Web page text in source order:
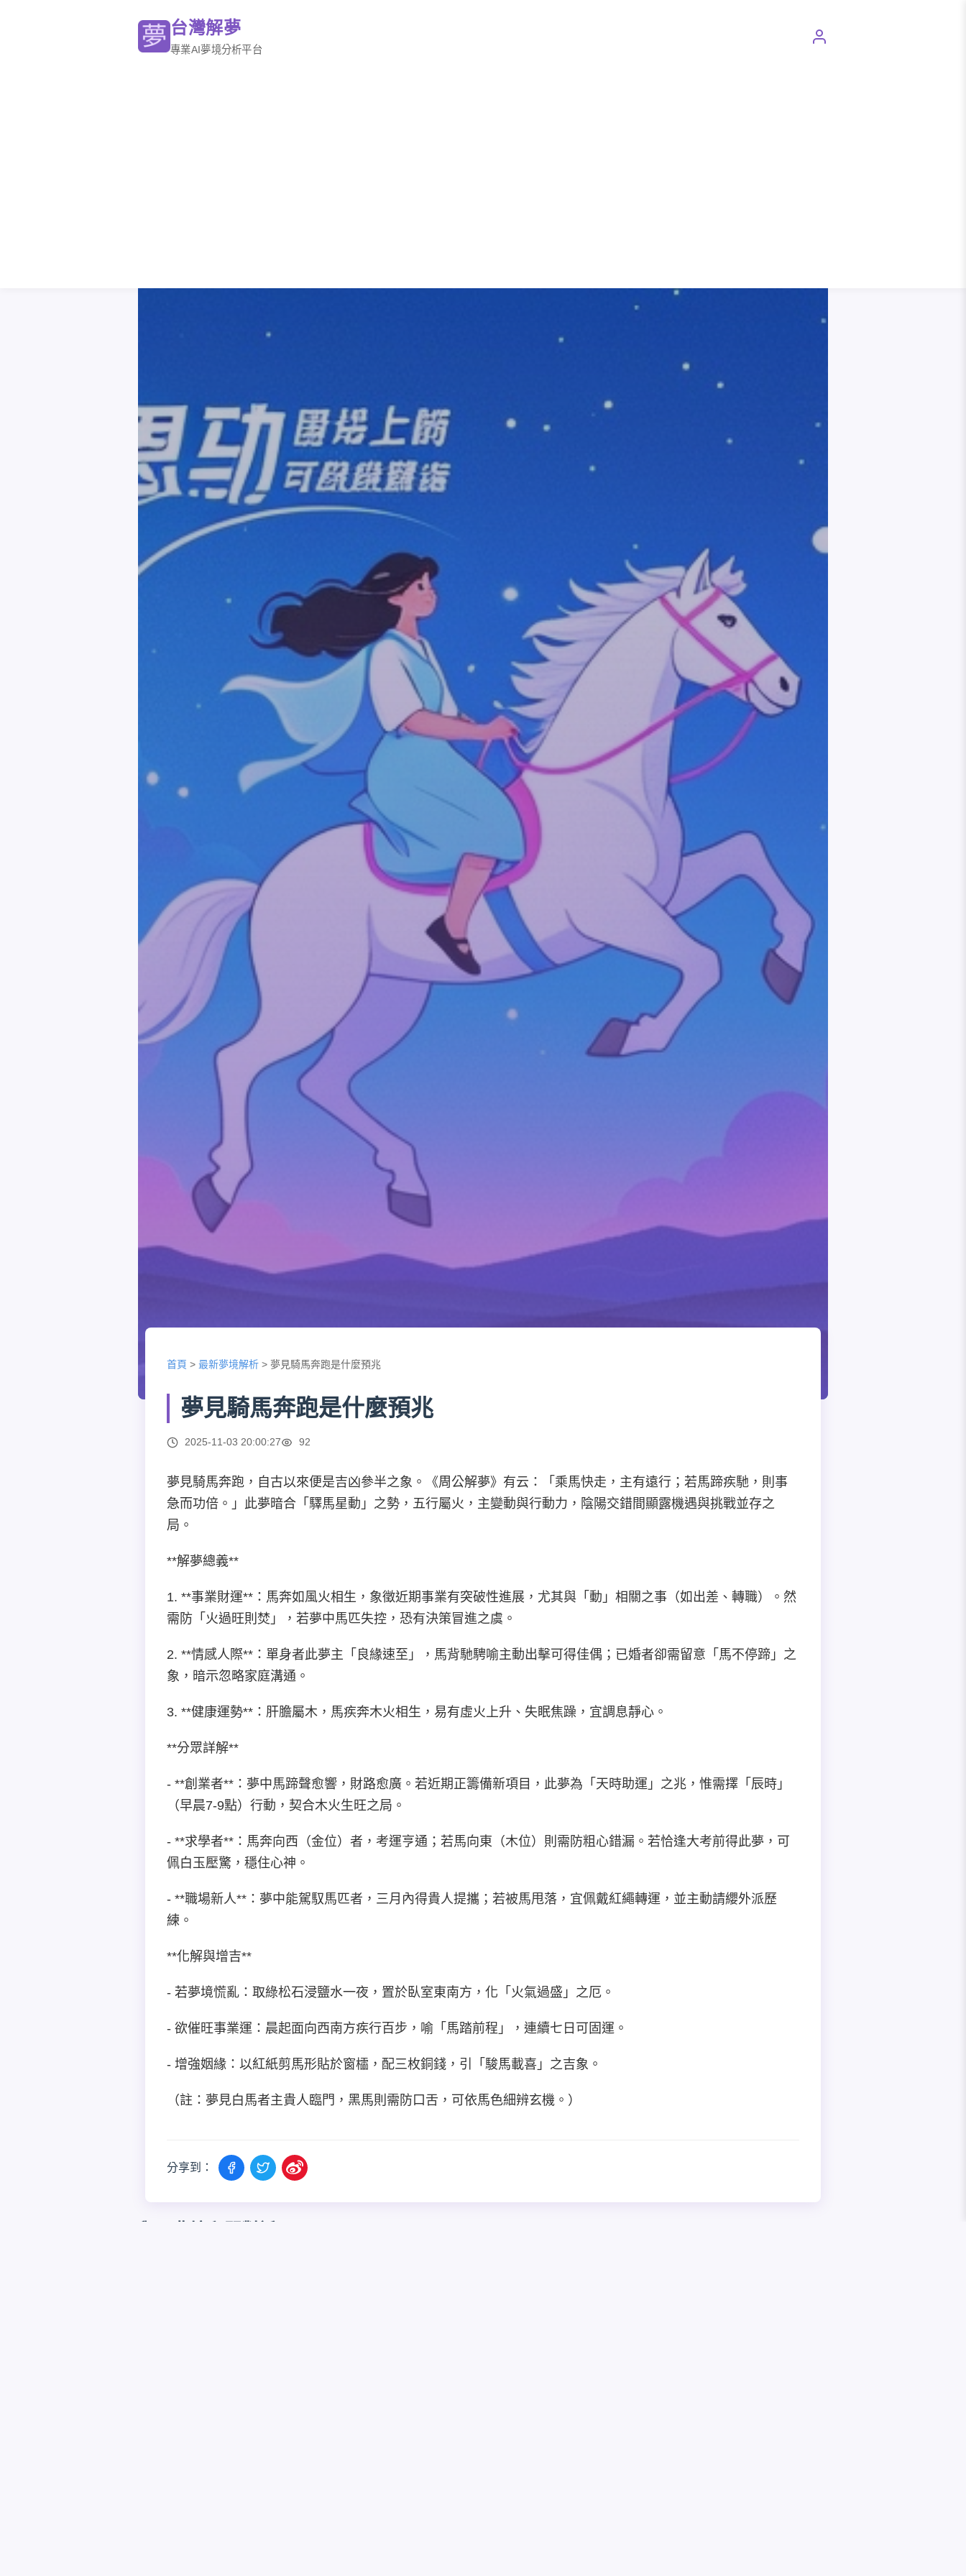
台灣解夢
專業AI夢境分析平台
首頁 > 最新夢境解析 > 夢見騎馬奔跑是什麼預兆
夢見騎馬奔跑是什麼預兆
2025-11-03 20:00:27 92
夢見騎馬奔跑，自古以來便是吉凶參半之象。《周公解夢》有云：「乘馬快走，主有遠行；若馬蹄疾馳，則事
急而功倍。」此夢暗合「驛馬星動」之勢，五行屬火，主變動與行動力，陰陽交錯間顯露機遇與挑戰並存之
局。
**解夢總義**
1. **事業財運**：馬奔如風火相生，象徵近期事業有突破性進展，尤其與「動」相關之事（如出差、轉職）。然
需防「火過旺則焚」，若夢中馬匹失控，恐有決策冒進之虞。
2. **情感人際**：單身者此夢主「良緣速至」，馬背馳騁喻主動出擊可得佳偶；已婚者卻需留意「馬不停蹄」之
象，暗示忽略家庭溝通。
3. **健康運勢**：肝膽屬木，馬疾奔木火相生，易有虛火上升、失眠焦躁，宜調息靜心。
**分眾詳解**
- **創業者**：夢中馬蹄聲愈響，財路愈廣。若近期正籌備新項目，此夢為「天時助運」之兆，惟需擇「辰時」
（早晨7-9點）行動，契合木火生旺之局。
- **求學者**：馬奔向西（金位）者，考運亨通；若馬向東（木位）則需防粗心錯漏。若恰逢大考前得此夢，可
佩白玉壓驚，穩住心神。
- **職場新人**：夢中能駕馭馬匹者，三月內得貴人提攜；若被馬甩落，宜佩戴紅繩轉運，並主動請纓外派歷
練。
**化解與增吉**
- 若夢境慌亂：取綠松石浸鹽水一夜，置於臥室東南方，化「火氣過盛」之厄。
- 欲催旺事業運：晨起面向西南方疾行百步，喻「馬踏前程」，連續七日可固運。
- 增強姻緣：以紅紙剪馬形貼於窗櫺，配三枚銅錢，引「駿馬載喜」之吉象。
（註：夢見白馬者主貴人臨門，黑馬則需防口舌，可依馬色細辨玄機。）
分享到：